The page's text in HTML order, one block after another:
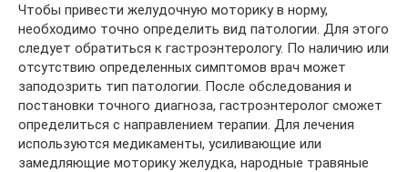
Чтобы привести желудочную моторику в норму,
необходимо точно определить вид патологии. Для этого
следует обратиться к гастроэнтерологу. По наличию или
отсутствию определенных симптомов врач может
заподозрить тип патологии. После обследования и
постановки точного диагноза, гастроэнтеролог сможет
определиться с направлением терапии. Для лечения
используются медикаменты, усиливающие или
замедляющие моторику желудка, народные травяные